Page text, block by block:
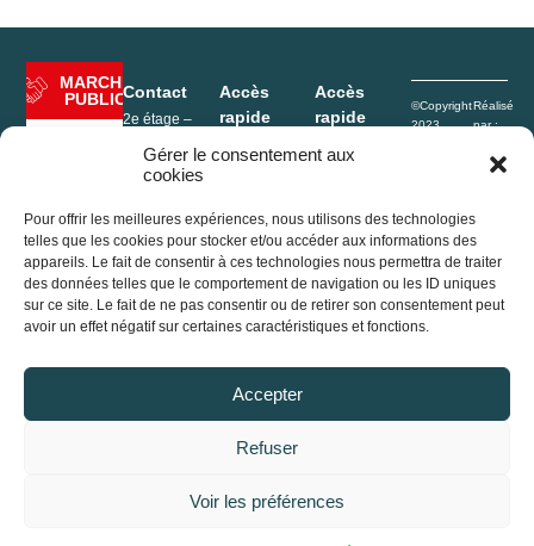
Gérer le consentement aux
cookies
Pour offrir les meilleures expériences, nous utilisons des technologies
telles que les cookies pour stocker et/ou accéder aux informations des
appareils. Le fait de consentir à ces technologies nous permettra de traiter
des données telles que le comportement de navigation ou les ID uniques
sur ce site. Le fait de ne pas consentir ou de retirer son consentement peut
avoir un effet négatif sur certaines caractéristiques et fonctions.
Accepter
Refuser
Voir les préférences
MARCHÉ
PUBLIC
2e étage –
Hôtel de Ville
l’Hôtel de ville
Contact
2e étage –
1, Place de
l’Hôtel de ville
Jujurieux
France
13 32
accueil@ain-
Accès
rapide
Enfance
Déchèterie
Conseil
communautaire
Accès
rapide
Mentions
confidentialité
Plan du site
Agenda
Actualités
©Copyright
2023
Réalisé
par :